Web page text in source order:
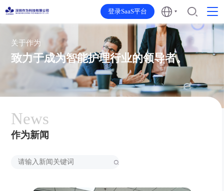
登录SaaS平台
关于作为
致力于成为智能护理行业的领导者。
News
作为新闻